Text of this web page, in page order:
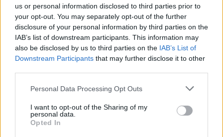
us or personal information disclosed to third parties prior to
your opt-out. You may separately opt-out of the further
disclosure of your personal information by third parties on the
IAB’s list of downstream participants. This information may
also be disclosed by us to third parties on the IAB’s List of
Downstream Participants that may further disclose it to other
Personal Data Processing Opt Outs
I want to opt-out of the Sharing of my
personal data.
Opted In
Smazaný (před 5 lety)